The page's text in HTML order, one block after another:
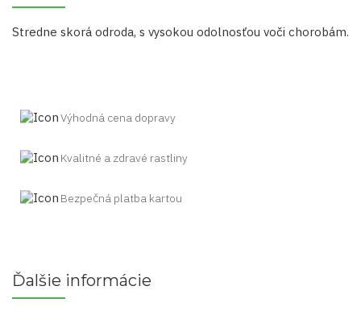
Stredne skorá odroda, s vysokou odolnosťou voči chorobám.
Výhodná cena dopravy
Kvalitné a zdravé rastliny
Bezpečná platba kartou
Ďalšie informácie